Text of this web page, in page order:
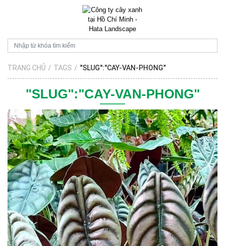
TRANG CHỦ / TAGS / "SLUG":"CAY-VAN-PHONG"
"SLUG":"CAY-VAN-PHONG"